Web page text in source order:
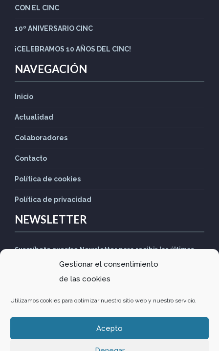
Gestionar el consentimiento
de las cookies
Utilizamos cookies para optimizar nuestro sitio web y nuestro servicio.
Acepto
CON EL CINC
10º ANIVERSARIO CINC
¡CELEBRAMOS 10 AÑOS DEL CINC!
NAVEGACIÓN
Inicio
Actualidad
Colaboradores
Contacto
Política de cookies
Política de privacidad
NEWSLETTER
Suscríbete nuestro Newsletter para recibir las últimas
Design byComunitics·Política de privacidad·Política de